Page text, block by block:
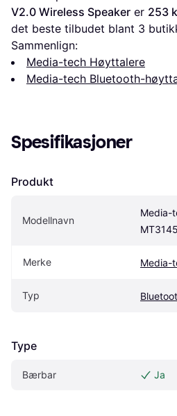
V2.0 Wireless Speaker er 253
det beste tilbudet blant 3
Sammenlign:
Media-tech Høyttalere
Media-tech Bluetooth-
Spesifikasjoner
Produkt
Modellnavn
Media-
Merke Media-
Typ
Type
Bærbar Ja